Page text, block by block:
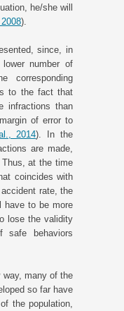
he/she will
).
since, in
number of
corresponding
to the fact that
infractions than
of error to
2014). In the
are made,
at the time
coincides with
rate, the
have to be more
lose the validity
safe behaviors
way, many of the
so far have
the population,